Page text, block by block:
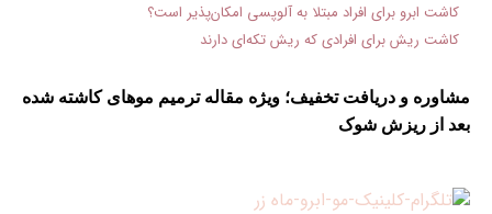
کاشت ابرو برای افراد مبتلا به آلوپسی امکان‌پذیر است؟
کاشت ریش برای افرادی که ریش تکه‌ای دارند
مشاوره و دریافت تخفیف؛ ویژه مقاله ترمیم موهای کاشته شده
بعد از ریزش شوک